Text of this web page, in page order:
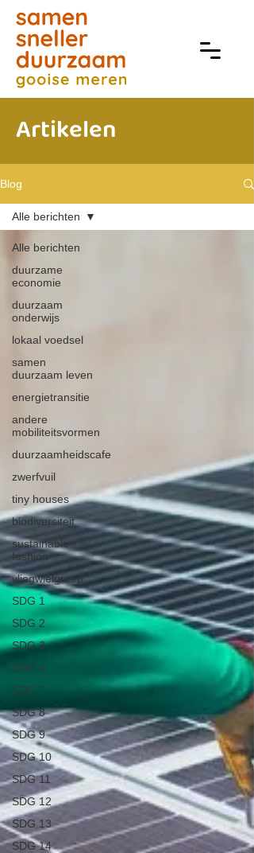
Artikelen
Blog
Alle berichten
duurzame
economie
duurzaam
onderwijs
lokaal voedsel
samen
duurzaam leven
energietransitie
andere
mobiliteitsvormen
duurzaamheidscafe
zwerfvuil
tiny houses
biodiversiteit
sustainable
fashion
vliegwielgroep
SDG 1
SDG 2
SDG 3
SDG 4
SDG 7
SDG 8
SDG 9
SDG 10
SDG 11
SDG 12
SDG 13
SDG 14
Alle berichten